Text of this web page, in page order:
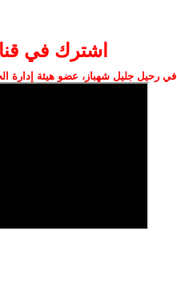
اشترك في
في رحيل جليل شهباز، عضو هيئة إدارة